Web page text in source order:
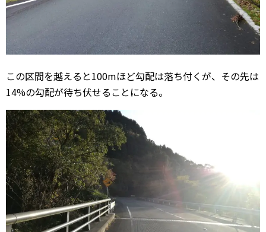
この区間を越えると100mほど勾配は落ち付くが、その先は
14%の勾配が待ち伏せることになる。